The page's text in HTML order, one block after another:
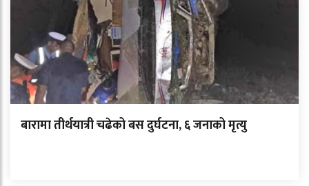
बारामा तीर्थयात्री चढेको बस दुर्घटना, ६ जनाको मृत्यु